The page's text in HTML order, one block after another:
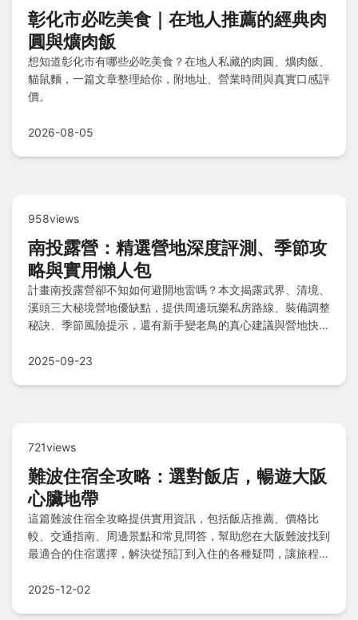
彰化市必吃美食｜在地人推薦的經典肉
圓與爌肉飯
想知道彰化市有哪些必吃美食？在地人私藏的肉圓、爌肉飯、
貓鼠麵，一篇文章整理給你，附地址、營業時間與真實口感評
價。
2026-08-05
958views
南投露營：精選營地深度評測、季節攻
略與實用懶人包
計畫南投露營卻不知如何避開地雷嗎？本文揭露武界、清境、
溪頭三大秘境營地優缺點，提供周邊玩樂私房路線、裝備調整
秘訣、季節風險提示，還有新手變老鳥的真心建議與營地快速
2025-09-23
721views
難波住宿全攻略：選對飯店，暢遊大阪
心臟地帶
這篇難波住宿全攻略提供實用資訊，包括飯店推薦、價格比
較、交通指南、周邊景點和常見問答，幫助您在大阪難波找到
最適合的住宿選擇，解決從預訂到入住的各種疑問，讓旅程更
2025-12-02